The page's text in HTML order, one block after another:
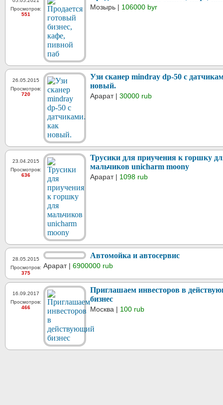
Просмотров:
551
Мозырь | 106000 byr
26.05.2015
Просмотров:
720
Узи сканер mindray dp-50 с
новый.
Арарат | 30000 rub
23.04.2015
Просмотров:
636
Трусики для приучения к горшку
мальчиков unicharm moony
Арарат | 1098 rub
28.05.2015
Просмотров:
375
Автомойка и автосервис
Арарат | 6900000 rub
16.09.2017
Просмотров:
466
Приглашаем инвесторов в
бизнес
Москва | 100 rub